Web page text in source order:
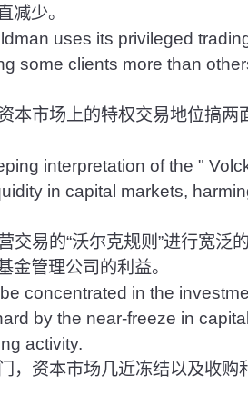
减少。
uses its privileged
some clients more than
市场上的特权交易地位搞两
interpretation of the "
in capital markets,
易的“沃尔克规则”进行宽泛
金管理公司的利益。
concentrated in the
by the near-freeze in
activity.
，资本市场几近冻结以及收购